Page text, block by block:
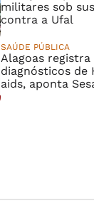
militares sob
contra a Ufal
SAÚDE PÚBLICA
Alagoas
diagnósticos de
aids, aponta